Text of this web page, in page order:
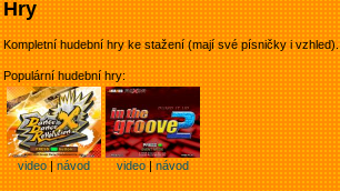
Hry
Kompletní hudební hry ke stažení (mají své písničky i vzhled).
Populární hudební hry:
video|návod video|návod